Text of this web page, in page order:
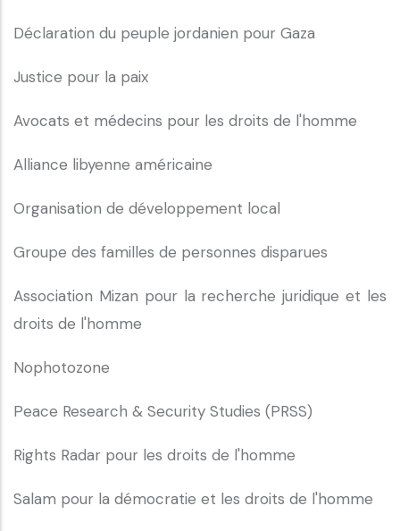
Déclaration du peuple jordanien pour Gaza
Justice pour la paix
Avocats et médecins pour les droits de l'homme
Alliance libyenne américaine
Organisation de développement local
Groupe des familles de personnes disparues
Association Mizan pour la recherche juridique et les
droits de l'homme
Nophotozone
Peace Research & Security Studies (PRSS)
Rights Radar pour les droits de l'homme
Salam pour la démocratie et les droits de l'homme